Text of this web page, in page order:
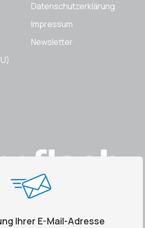
Datenschutzerklärung
Impressum
Newsletter
Ihrer E-Mail-Adresse